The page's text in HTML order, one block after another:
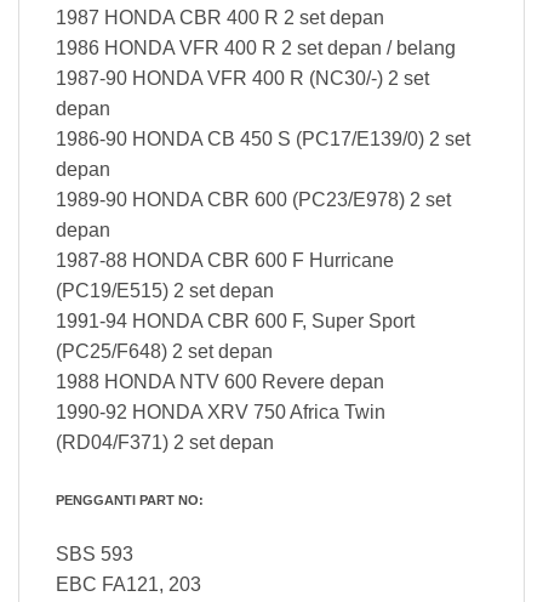
1987 HONDA CBR 400 R 2 set depan
1986 HONDA VFR 400 R 2 set depan / belang
1987-90 HONDA VFR 400 R (NC30/-) 2 set
depan
1986-90 HONDA CB 450 S (PC17/E139/0) 2 set
depan
1989-90 HONDA CBR 600 (PC23/E978) 2 set
depan
1987-88 HONDA CBR 600 F Hurricane
(PC19/E515) 2 set depan
1991-94 HONDA CBR 600 F, Super Sport
(PC25/F648) 2 set depan
1988 HONDA NTV 600 Revere depan
1990-92 HONDA XRV 750 Africa Twin
(RD04/F371) 2 set depan
PENGGANTI PART NO:
SBS 593
EBC FA121, 203